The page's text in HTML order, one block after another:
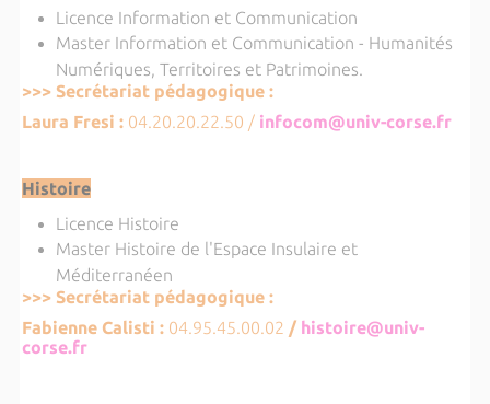
Licence Information et Communication
Master Information et Communication - Humanités
Numériques, Territoires et Patrimoines.
>>> Secrétariat pédagogique :
Laura Fresi :04.20.20.22.50 / infocom@univ-corse.fr
Histoire
Licence Histoire
Master Histoire de l'Espace Insulaire et
Méditerranéen
>>> Secrétariat pédagogique :
Fabienne Calisti : 04.95.45.00.02 / histoire@univ-
corse.fr